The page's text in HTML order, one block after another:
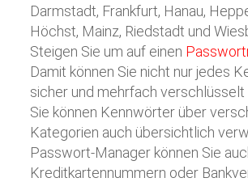
Darmstadt, Frankfurt, Hanau,
Höchst, Mainz, Riedstadt und
Steigen Sie um auf einen
Damit können Sie nicht nur jedes
sicher und mehrfach verschlüsselt
Sie können Kennwörter über
Kategorien auch übersichtlich
Passwort-Manager können Sie
Kreditkartennummern oder